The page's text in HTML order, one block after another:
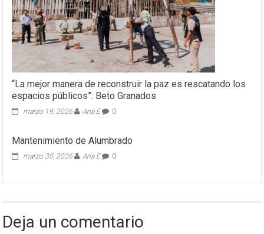
“La mejor manera de reconstruir la paz es rescatando los
espacios públicos”: Beto Granados
marzo 19, 2026 Ana E 0
Mantenimiento de Alumbrado
marzo 30, 2026 Ana E 0
Deja un comentario